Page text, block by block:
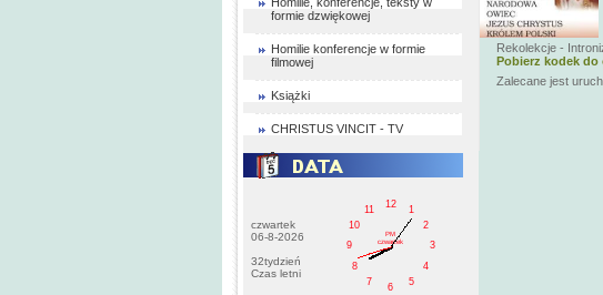
formie dzwiękowej
Homilie konferencje w formie
filmowej
Książki
CHRISTUS VINCIT - TV
czwartek
06-8-2026
32tydzień
Czas letni
1
2
3
4
5
6
7
8
9
10
11
12
PM
czwartek
Rekolekcje -
Pobierz kodek do
Zalecane jest